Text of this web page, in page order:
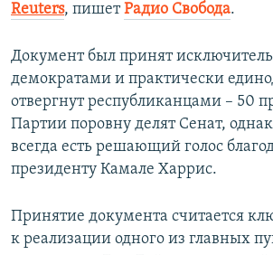
Reuters, пишетРадио Свобода.
Документ был принят
демократами и практически
отвергнут республиканцами – 50
Партии поровну делят Сенат,
всегда есть решающий голос
президенту Камале Харрис.
Принятие документа считается
к реализации одного из главных